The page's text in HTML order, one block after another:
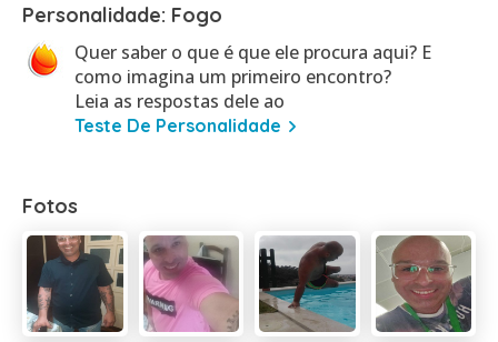
Personalidade: Fogo
Quer saber o que é que ele procura aqui? E
como imagina um primeiro encontro?
Leia as respostas dele ao
Teste De Personalidade
Fotos